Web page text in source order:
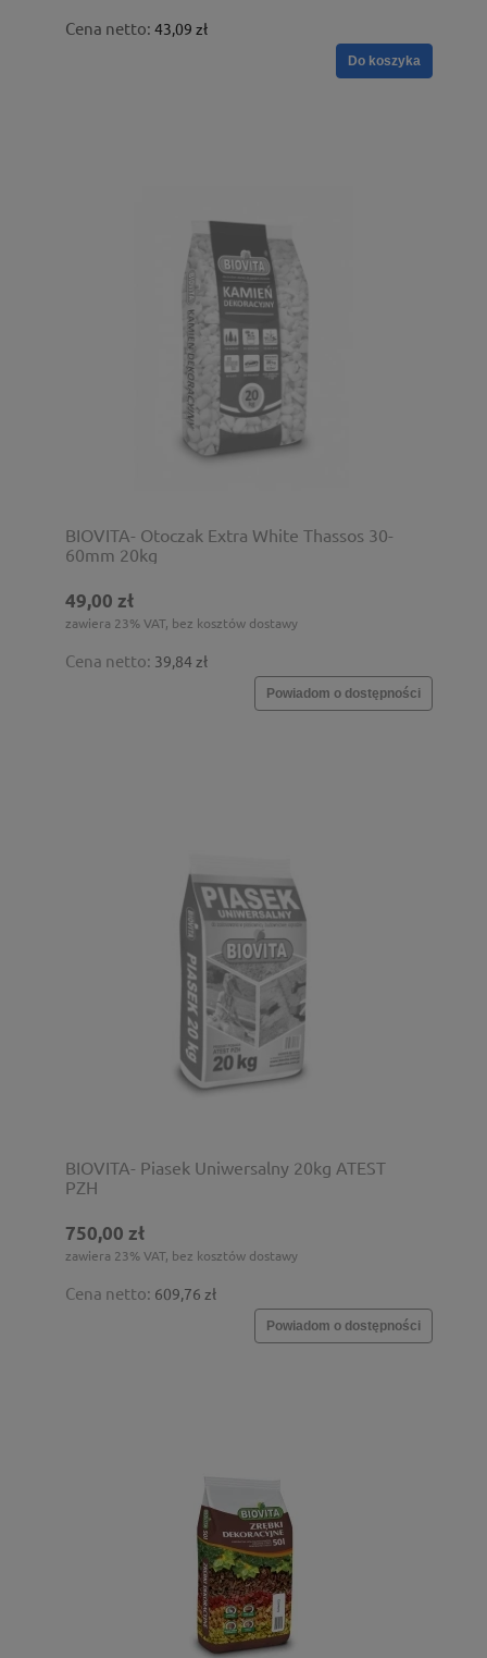
Cena netto: 43,09 zł
Do koszyka
BIOVITA- Otoczak Extra White Thassos 30-
60mm 20kg
49,00 zł
zawiera 23% VAT, bez kosztów dostawy
Cena netto: 39,84 zł
Powiadom o dostępności
BIOVITA- Piasek Uniwersalny 20kg ATEST
PZH
750,00 zł
zawiera 23% VAT, bez kosztów dostawy
Cena netto: 609,76 zł
Powiadom o dostępności